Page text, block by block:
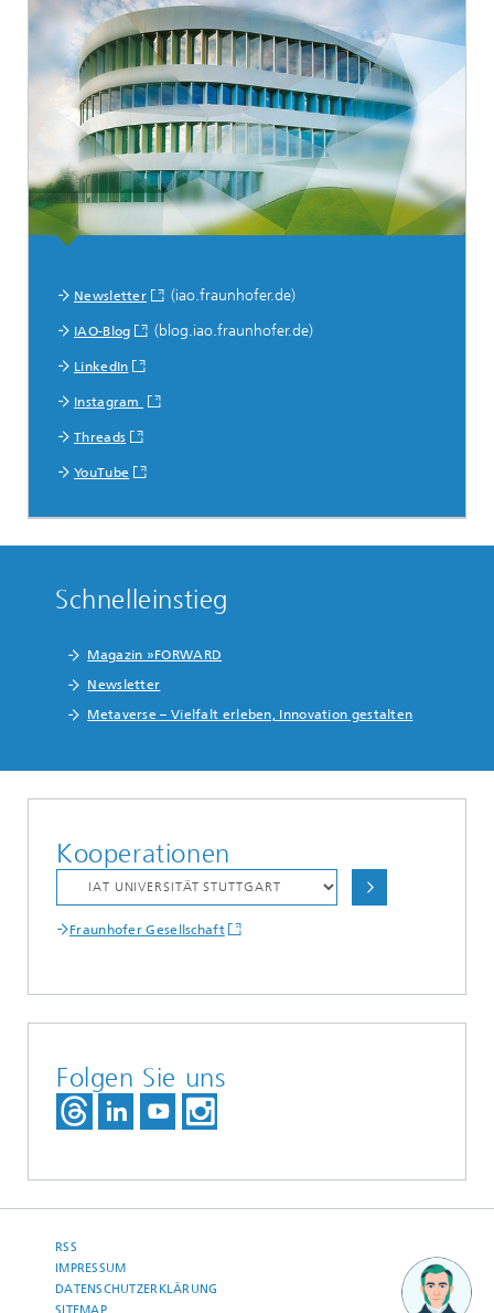
Newsletter (iao.fraunhofer.de)
IAO-Blog (blog.iao.fraunhofer.de)
LinkedIn
Instagram
Threads
YouTube
Schnelleinstieg
Magazin »FORWARD
Newsletter
Metaverse – Vielfalt erleben, Innovation gestalten
Kooperationen
Fraunhofer Gesellschaft
Folgen Sie uns
RSS
IMPRESSUM
DATENSCHUTZERKLÄRUNG
SITEMAP